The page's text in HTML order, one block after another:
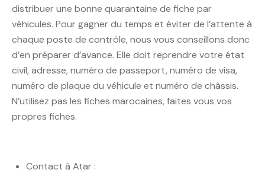
distribuer une bonne quarantaine de fiche par
véhicules. Pour gagner du temps et éviter de l’attente à
chaque poste de contrôle, nous vous conseillons donc
d’en préparer d’avance. Elle doit reprendre votre état
civil, adresse, numéro de passeport, numéro de visa,
numéro de plaque du véhicule et numéro de châssis.
N’utilisez pas les fiches marocaines, faites vous vos
propres fiches.
Contact à Atar :